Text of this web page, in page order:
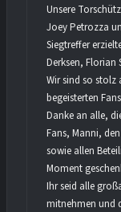
Unsere
Joey Petrozza
Siegtreffer
Derksen, Florian
Wir sind so stolz
begeisterten
Danke an alle,
Fans, Manni,
sowie allen
Moment
Ihr seid alle
mitnehmen und